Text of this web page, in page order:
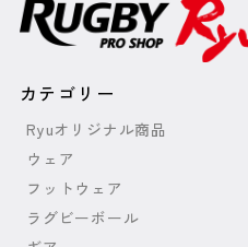
カテゴリー
Ryuオリジナル商品
ウェア
フットウェア
ラグビーボール